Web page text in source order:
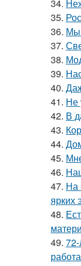
34.
35.
36. Мы
37.
38.
39.
40.
41. Не
42. В
43.
44.
45.
46.
47. На
ярких
48.
49.